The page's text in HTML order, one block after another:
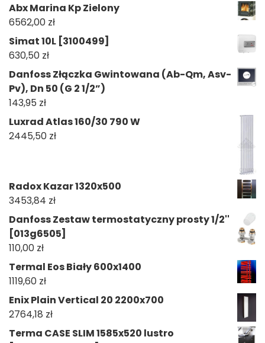
Abx Marina Kp Zielony
6562,00 zł
Simat 10L [3100499]
630,50 zł
Danfoss Złączka Gwintowana (Ab-Qm, Asv-
Pv), Dn 50 (G 2 1/2”)
143,95 zł
Luxrad Atlas 160/30 790 W
2445,50 zł
Radox Kazar 1320x500
3453,84 zł
Danfoss Zestaw termostatyczny prosty 1/2''
[013g6505]
110,00 zł
Termal Eos Biały 600x1400
1119,60 zł
Enix Plain Vertical 20 2200x700
2764,18 zł
Terma CASE SLIM 1585x520 lustro